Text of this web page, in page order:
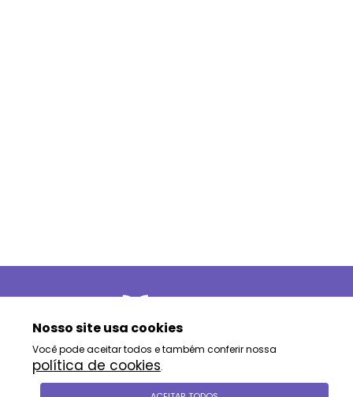
siga-nos
Nosso site usa cookies
Você pode aceitar todos e também conferir nossa
política de cookies.